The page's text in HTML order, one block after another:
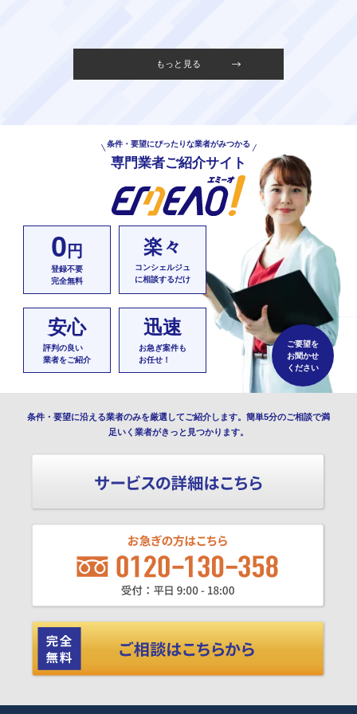
もっと見る
条件・要望にぴったりな業者がみつかる
専門業者ご紹介サイト
0 円
登録不要
完全無料
楽々
コンシェルジュ
に相談するだけ
安心
評判の良い
業者をご紹介
迅速
お急ぎ案件も
お任せ！
ご要望を
お聞かせ
ください
条件・要望に沿える業者のみを厳選してご紹介します。簡単5分のご相談で満
足いく業者がきっと見つかります。